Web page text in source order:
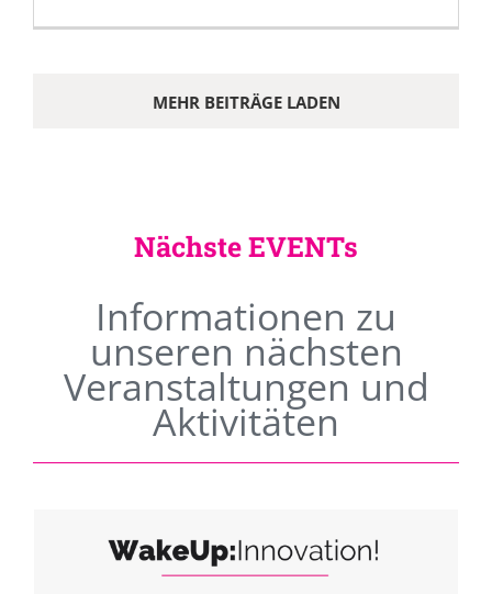
MEHR BEITRÄGE LADEN
Nächste EVENTs
Informationen zu
unseren nächsten
Veranstaltungen und
Aktivitäten